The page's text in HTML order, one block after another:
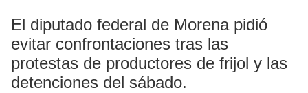
El diputado federal de Morena pidió
evitar confrontaciones tras las
protestas de productores de frijol y las
detenciones del sábado.